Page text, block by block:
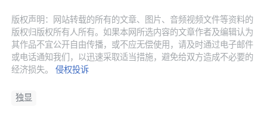
版权声明：网站转载的所有的文章、图片、音频视频文件等资料的
版权归版权所有人所有。如果本网所选内容的文章作者及编辑认为
其作品不宜公开自由传播，或不应无偿使用，请及时通过电子邮件
或电话通知我们，以迅速采取适当措施，避免给双方造成不必要的
经济损失。侵权投诉
独显